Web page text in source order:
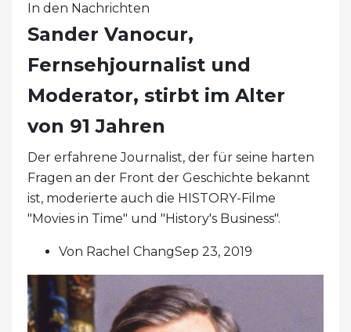
In den Nachrichten
Sander Vanocur,
Fernsehjournalist und
Moderator, stirbt im Alter
von 91 Jahren
Der erfahrene Journalist, der für seine harten
Fragen an der Front der Geschichte bekannt
ist, moderierte auch die HISTORY-Filme
"Movies in Time" und "History's Business".
Von Rachel ChangSep 23, 2019